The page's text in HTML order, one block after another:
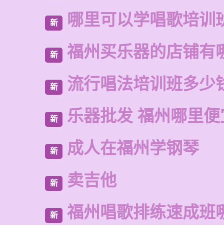
新 哪里可以学唱歌培训
新 福州买乐器的店铺有
新 流行唱法培训班多少
新 乐器批发 福州哪里
新 成人在福州学钢琴
新 卖吉他
新 福州唱歌排练速成班